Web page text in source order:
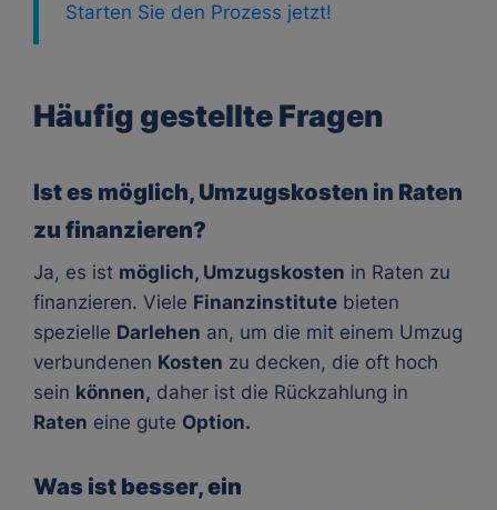
Starten Sie den Prozess jetzt!
Häufig gestellte Fragen
Ist es möglich, Umzugskosten in Raten
zu finanzieren?
Ja, es ist möglich, Umzugskosten in Raten zu
finanzieren. Viele Finanzinstitute bieten
spezielle Darlehen an, um die mit einem Umzug
verbundenen Kosten zu decken, die oft hoch
sein können, daher ist die Rückzahlung in
Raten eine gute Option.
Was ist besser, ein